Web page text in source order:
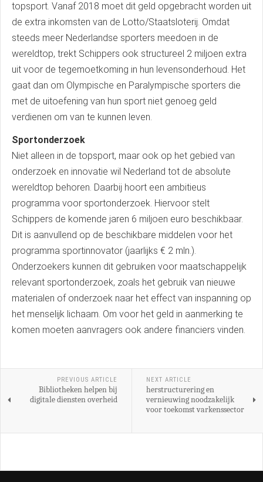
topsport. Vanaf 2018 moet dit geld opgebracht worden uit
de extra inkomsten van de Lotto/Staatsloterij. Omdat
steeds meer Nederlandse sporters meedoen in de
wereldtop, trekt Schippers ook structureel 2 miljoen extra
uit voor de tegemoetkoming in hun levensonderhoud. Het
gaat dan om Olympische en Paralympische sporters die
met de uitoefening van hun sport niet genoeg geld
verdienen om van te kunnen leven.
Sportonderzoek
Niet alleen in de topsport, maar ook op het gebied van
onderzoek en innovatie wil Nederland tot de absolute
wereldtop behoren. Daarbij hoort een ambitieus
programma voor sportonderzoek. Hiervoor stelt
Schippers de komende jaren 6 miljoen euro beschikbaar.
Dit is aanvullend op de beschikbare middelen voor het
programma sportinnovator (jaarlijks € 2 mln.).
Onderzoekers kunnen dit gebruiken voor maatschappelijk
relevant sportonderzoek, zoals het gebruik van nieuwe
materialen of onderzoek naar het effect van inspanning op
het menselijk lichaam. Om voor het geld in aanmerking te
komen moeten aanvragers ook andere financiers vinden.
PREVIOUS ARTICLE
Bibliotheken helpen bij
digitale diensten overheid
NEXT ARTICLE
herstructurering en
vernieuwing noodzakelijk
voor toekomst varkenssector